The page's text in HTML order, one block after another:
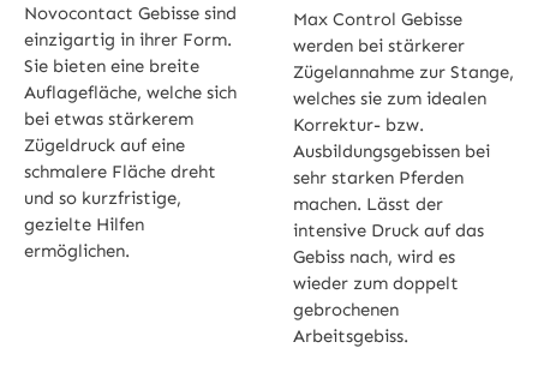
Novocontact Gebisse sind
einzigartig in ihrer Form.
Sie bieten eine breite
Auflagefläche, welche sich
bei etwas stärkerem
Zügeldruck auf eine
schmalere Fläche dreht
und so kurzfristige,
gezielte Hilfen
ermöglichen.
Max Control Gebisse
werden bei stärkerer
Zügelannahme zur Stange,
welches sie zum idealen
Korrektur- bzw.
Ausbildungsgebissen bei
sehr starken Pferden
machen. Lässt der
intensive Druck auf das
Gebiss nach, wird es
wieder zum doppelt
gebrochenen
Arbeitsgebiss.